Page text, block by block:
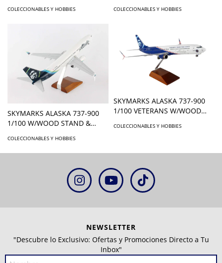
COLECCIONABLES Y HOBBIES COLECCIONABLES Y HOBBIES
SKYMARKS ALASKA 737-900
1/100 W/WOOD STAND &
COLECCIONABLES Y HOBBIES
SKYMARKS ALASKA 737-900
1/100 VETERANS W/WOOD
COLECCIONABLES Y HOBBIES
NEWSLETTER
"Descubre lo Exclusivo: Ofertas y Promociones Directo a Tu
Inbox"